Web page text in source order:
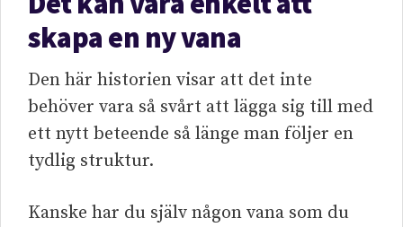
skapa en ny vana
Den här historien visar att det inte
behöver vara så svårt att lägga sig till med
ett nytt beteende så länge man följer en
tydlig struktur.
Kanske har du själv någon vana som du